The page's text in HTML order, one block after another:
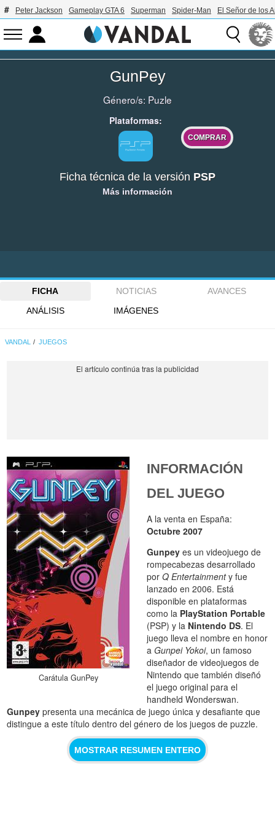
Peter Jackson Gameplay GTA 6 Superman Spider-Man El Señor de los
GunPey
Género/s: Puzle
Plataformas:
COMPRAR
Ficha técnica de la versión PSP
Más información
FICHA NOTICIAS
AVANCES
ANÁLISIS
IMÁGENES
VANDAL JUEGOS
Carátula GunPey
INFORMACIÓN
DEL JUEGO
A la venta en España:
Octubre 2007
Gunpey es un videojuego de
rompecabezas desarrollado
porQ Entertainmenty fue
lanzado en 2006. Está
disponible en plataformas
como la PlayStation Portable
(PSP) y la Nintendo DS. El
juego lleva el nombre en honor
aGunpei Yokoi, un famoso
diseñador de videojuegos de
Nintendo que también diseñó
el juego original para el
handheld Wonderswan.
Gunpey presenta una mecánica de juego única y desafiante que
distingue a este título dentro del género de los juegos de puzzle.
MOSTRAR RESUMEN ENTERO